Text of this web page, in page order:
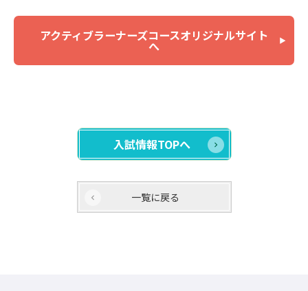
アクティブラーナーズコースオリジナルサイト
へ
入試情報TOPへ
一覧に戻る